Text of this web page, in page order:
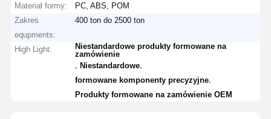
Materiał formy:
PC, ABS, POM
Zakres
equpments:
400 ton do 2500 ton
High Light:
Niestandardowe produkty formowane na
zamówienie
,Niestandardowe
formowane komponenty precyzyjne
Produkty formowane na zamówienie OEM